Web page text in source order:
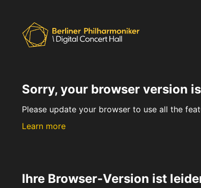
Sorry, your browser version
Please update your browser to use all the
Learn more
Ihre Browser-Version ist